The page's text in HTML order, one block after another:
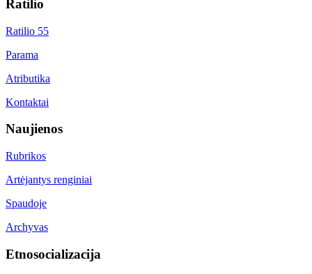
Ratilio
Ratilio 55
Parama
Atributika
Kontaktai
Naujienos
Rubrikos
Artėjantys renginiai
Spaudoje
Archyvas
Etnosocializacija